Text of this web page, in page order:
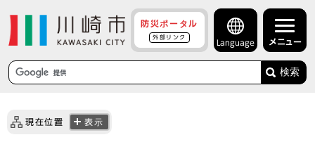
防災ポータル
外部リンク
Language メニュー
検索
現在位置 表示